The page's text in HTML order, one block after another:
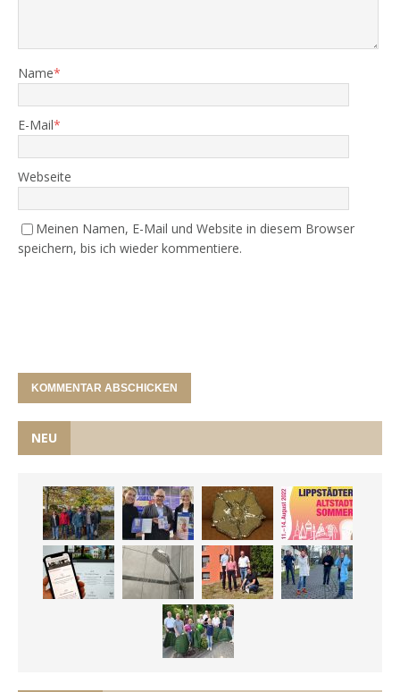
Name*
E-Mail*
Webseite
Meinen Namen, E-Mail und Website in diesem Browser
speichern, bis ich wieder kommentiere.
NEU